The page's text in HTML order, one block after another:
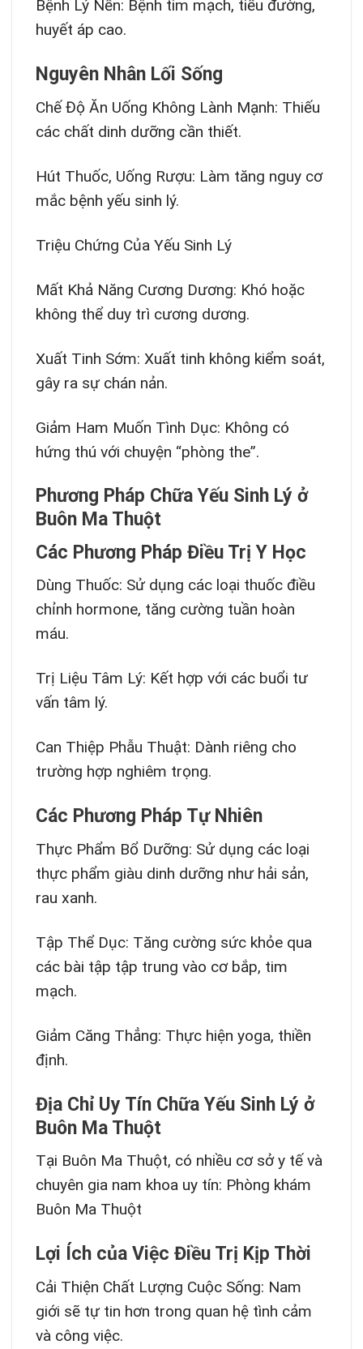
Bệnh Lý Nền: Bệnh tim mạch, tiểu đường,
huyết áp cao.
Nguyên Nhân Lối Sống
Chế Độ Ăn Uống Không Lành Mạnh: Thiếu
các chất dinh dưỡng cần thiết.
Hút Thuốc, Uống Rượu: Làm tăng nguy cơ
mắc bệnh yếu sinh lý.
Triệu Chứng Của Yếu Sinh Lý
Mất Khả Năng Cương Dương: Khó hoặc
không thể duy trì cương dương.
Xuất Tinh Sớm: Xuất tinh không kiểm soát,
gây ra sự chán nản.
Giảm Ham Muốn Tình Dục: Không có
hứng thú với chuyện “phòng the”.
Phương Pháp Chữa Yếu Sinh Lý ở
Buôn Ma Thuột
Các Phương Pháp Điều Trị Y Học
Dùng Thuốc: Sử dụng các loại thuốc điều
chỉnh hormone, tăng cường tuần hoàn
máu.
Trị Liệu Tâm Lý: Kết hợp với các buổi tư
vấn tâm lý.
Can Thiệp Phẫu Thuật: Dành riêng cho
trường hợp nghiêm trọng.
Các Phương Pháp Tự Nhiên
Thực Phẩm Bổ Dưỡng: Sử dụng các loại
thực phẩm giàu dinh dưỡng như hải sản,
rau xanh.
Tập Thể Dục: Tăng cường sức khỏe qua
các bài tập tập trung vào cơ bắp, tim
mạch.
Giảm Căng Thẳng: Thực hiện yoga, thiền
định.
Địa Chỉ Uy Tín Chữa Yếu Sinh Lý ở
Buôn Ma Thuột
Tại Buôn Ma Thuột, có nhiều cơ sở y tế và
chuyên gia nam khoa uy tín: Phòng khám
Buôn Ma Thuột
Lợi Ích của Việc Điều Trị Kịp Thời
Cải Thiện Chất Lượng Cuộc Sống: Nam
giới sẽ tự tin hơn trong quan hệ tình cảm
và công việc.